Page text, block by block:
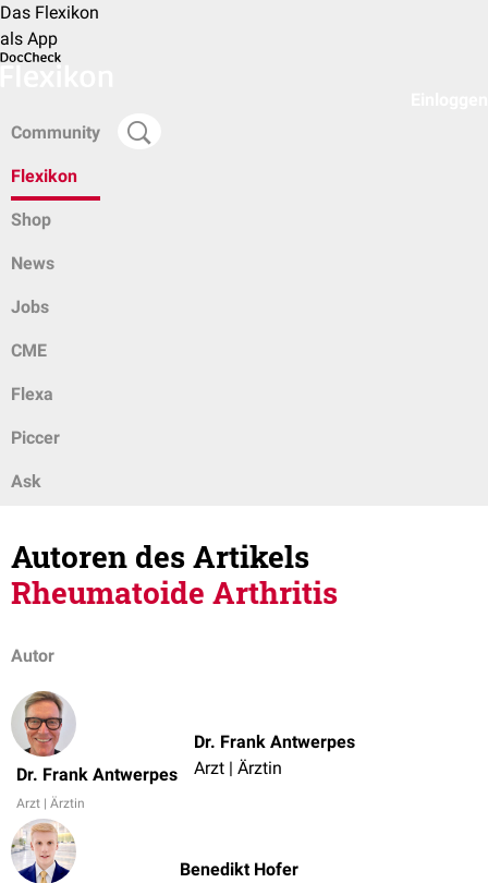
Das Flexikon
als App
Community
Flexikon
Shop
News
Jobs
CME
Flexa
Piccer
Ask
Autoren des Artikels
Rheumatoide Arthritis
Autor
Dr. Frank Antwerpes
Arzt | Ärztin
Dr. Frank Antwerpes
Arzt | Ärztin
Benedikt Hofer